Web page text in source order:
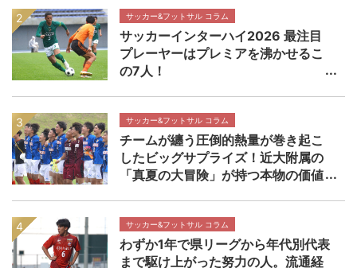
サッカー&フットサル コラム
サッカーインターハイ2026 最注目
プレーヤーはプレミアを沸かせるこ
の7人！
サッカー&フットサル コラム
チームが纏う圧倒的熱量が巻き起こ
したビッグサプライズ！近大附属の
「真夏の大冒険」が持つ本物の価値
サッカー&フットサル コラム
わずか1年で県リーグから年代別代表
まで駆け上がった努力の人。流通経